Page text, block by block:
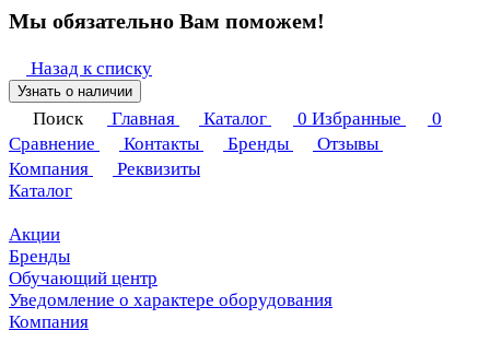
Мы обязательно Вам поможем!
Назад к списку
Узнать о наличии
Поиск Главная Каталог 0 Избранные
0
Сравнение
Контакты Бренды
Отзывы
Компания
Реквизиты
Каталог
Акции
Бренды
Обучающий центр
Уведомление о характере оборудования
Компания